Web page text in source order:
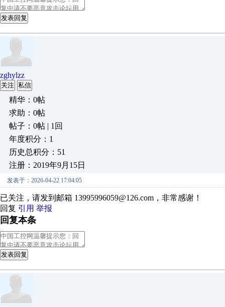
发表回复
zghylzz
关注 私信
精华：0帖
求助：0帖
帖子：0帖 | 1回
年度积分：1
历史总积分：51
注册：2019年9月15日
发表于：2026-04-22 17:04:05
已关注，请发到邮箱 13995996059@126.com，非常感谢！
回复 引用 举报
回复本条
发表回复